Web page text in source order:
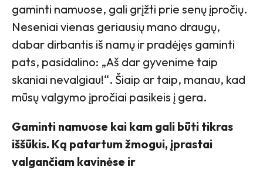
gaminti namuose, gali grįžti prie senų įpročių.
Neseniai vienas geriausių mano draugų,
dabar dirbantis iš namų ir pradėjęs gaminti
pats, pasidalino: „Aš dar gyvenime taip
skaniai nevalgiau!“. Šiaip ar taip, manau, kad
mūsų valgymo įpročiai pasikeis į gera.
Gaminti namuose kai kam gali būti tikras
iššūkis. Ką patartum žmogui, įprastai
valgančiam kavinėse ir